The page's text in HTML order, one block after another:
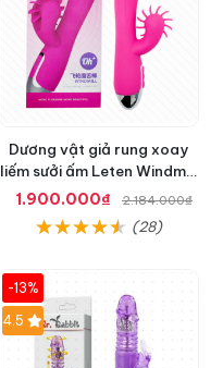
Dương vật giả rung xoay
liếm sưởi ấm Leten Windmill
Oh+ cao cấp
1.900.000₫ 2.184.000₫
(28)
-13%
4.5